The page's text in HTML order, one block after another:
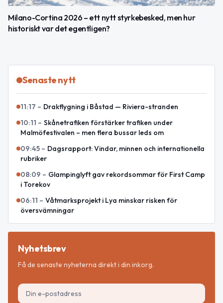
Milano-Cortina 2026 – ett nytt styrkebesked, men hur
historiskt var det egentligen?
Senaste nytt
11:17 – Drakflygning i Båstad — Riviera-stranden
10:11 – Skånetrafiken förstärker trafiken under
Malmöfestivalen – men flera bussar leds om
09:45 – Dagsrapport: Vindar, minnen och internationella
rubriker
08:09 – Glampinglyft gav rekordsommar för First Camp
i Torekov
06:11 – Våtmarksprojekt i Lya minskar risken för
översvämningar
Nyhetsbrev
Få de senaste nyheterna direkt i din inkorg.